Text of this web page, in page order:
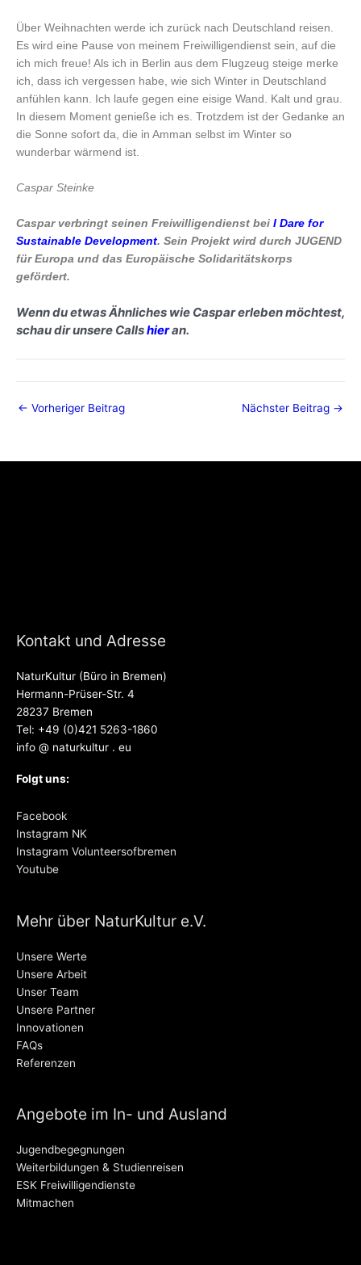
Über Weihnachten werde ich zurück nach Deutschland reisen.
Es wird eine Pause von meinem Freiwilligendienst sein, auf die
ich mich freue! Als ich in Berlin aus dem Flugzeug steige merke
ich, dass ich vergessen habe, wie sich Winter in Deutschland
anfühlen kann. Ich laufe gegen eine eisige Wand. Kalt und grau.
In diesem Moment genieße ich es. Trotzdem ist der Gedanke an
die Sonne sofort da, die in Amman selbst im Winter so
wunderbar wärmend ist.
Caspar Steinke
Caspar verbringt seinen Freiwilligendienst bei I Dare for
Sustainable Development. Sein Projekt wird durch JUGEND
für Europa und das Europäische Solidaritätskorps
gefördert.
Wenn du etwas Ähnliches wie Caspar erleben möchtest,
schau dir unsere Callshieran.
← Vorheriger Beitrag Nächster Beitrag →
Kontakt und Adresse
NaturKultur (Büro in Bremen)
Hermann-Prüser-Str. 4
28237 Bremen
Tel: +49 (0)421 5263-1860
info @ naturkultur . eu
Folgt uns:
Facebook
Instagram NK
Instagram Volunteersofbremen
Youtube
Mehr über NaturKultur e.V.
Unsere Werte
Unsere Arbeit
Unser Team
Unsere Partner
Innovationen
FAQs
Referenzen
Angebote im In- und Ausland
Jugendbegegnungen
Weiterbildungen & Studienreisen
ESK Freiwilligendienste
Mitmachen